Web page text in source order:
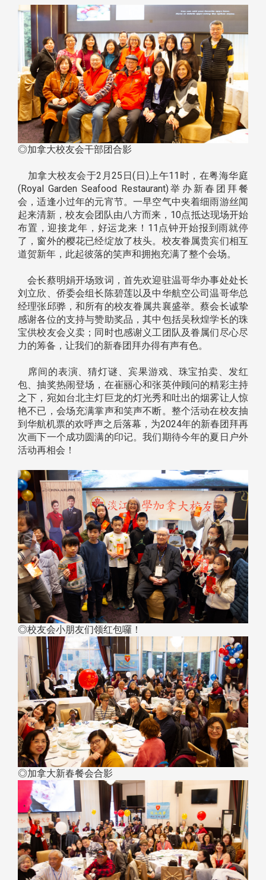
◎加拿大校友会干部团合影
加拿大校友会于2月25日(日)上午11时，在粤海华庭
(Royal Garden Seafood Restaurant)举办新春团拜餐
会，适逢小过年的元宵节。一早空气中夹着细雨游丝闻
起来清新，校友会团队由八方而来，10点抵达现场开始
布置，迎接龙年，好运龙来！11点钟开始报到雨就停
了，窗外的樱花已经绽放了枝头。校友眷属贵宾们相互
道贺新年，此起彼落的笑声和拥抱充满了整个会场。
会长蔡明娟开场致词，首先欢迎驻温哥华办事处处长
刘立欣、侨委会组长陈碧莲以及中华航空公司温哥华总
经理张邱骅，和所有的校友眷属共襄盛举。蔡会长诚挚
感谢各位的支持与赞助奖品，其中包括吴秋煌学长的珠
宝供校友会义卖；同时也感谢义工团队及眷属们尽心尽
力的筹备，让我们的新春团拜办得有声有色。
席间的表演、猜灯谜、宾果游戏、珠宝拍卖、发红
包、抽奖热闹登场，在崔丽心和张英仲顾问的精彩主持
之下，宛如台北主灯巨龙的灯光秀和吐出的烟雾让人惊
艳不已，会场充满掌声和笑声不断。整个活动在校友抽
到华航机票的欢呼声之后落幕，为2024年的新春团拜再
次画下一个成功圆满的印记。我们期待今年的夏日户外
活动再相会！
◎校友会小朋友们领红包囉！
◎加拿大新春餐会合影